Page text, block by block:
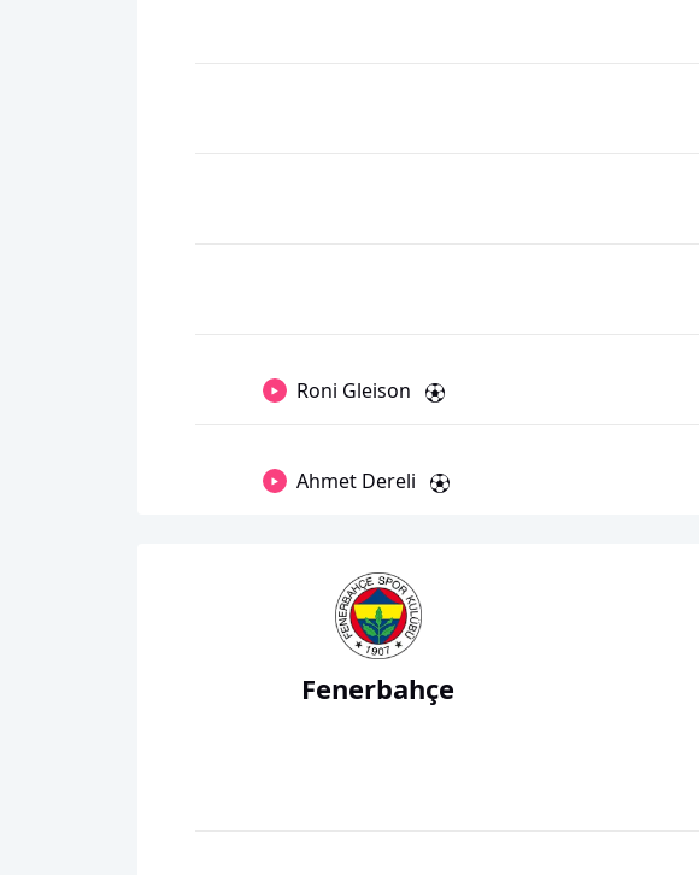
Roni Gleison
Ahmet Dereli
Fenerbahçe